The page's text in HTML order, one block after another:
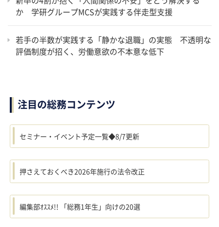
か 学研グループMCSが実践する伴走型支援
若手の半数が実践する「静かな退職」の実態 不透明な
評価制度が招く、労働意欲の不本意な低下
注目の総務コンテンツ
セミナー・イベント予定一覧◆8/7更新
押さえておくべき2026年施行の法令改正
編集部ｵｽｽﾒ!! 「総務1年生」向けの20選